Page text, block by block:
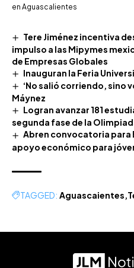
en Aguascalientes
Tere Jiménez incentiva
impulso a las Mipymes
de Empresas Globales
Inauguran la Feria
‘No salió corriendo, sino
Máynez
Logran avanzar 181
segunda fase de la
Abren convocatoria para
apoyo económico para
TAGGED: Aguascaientes